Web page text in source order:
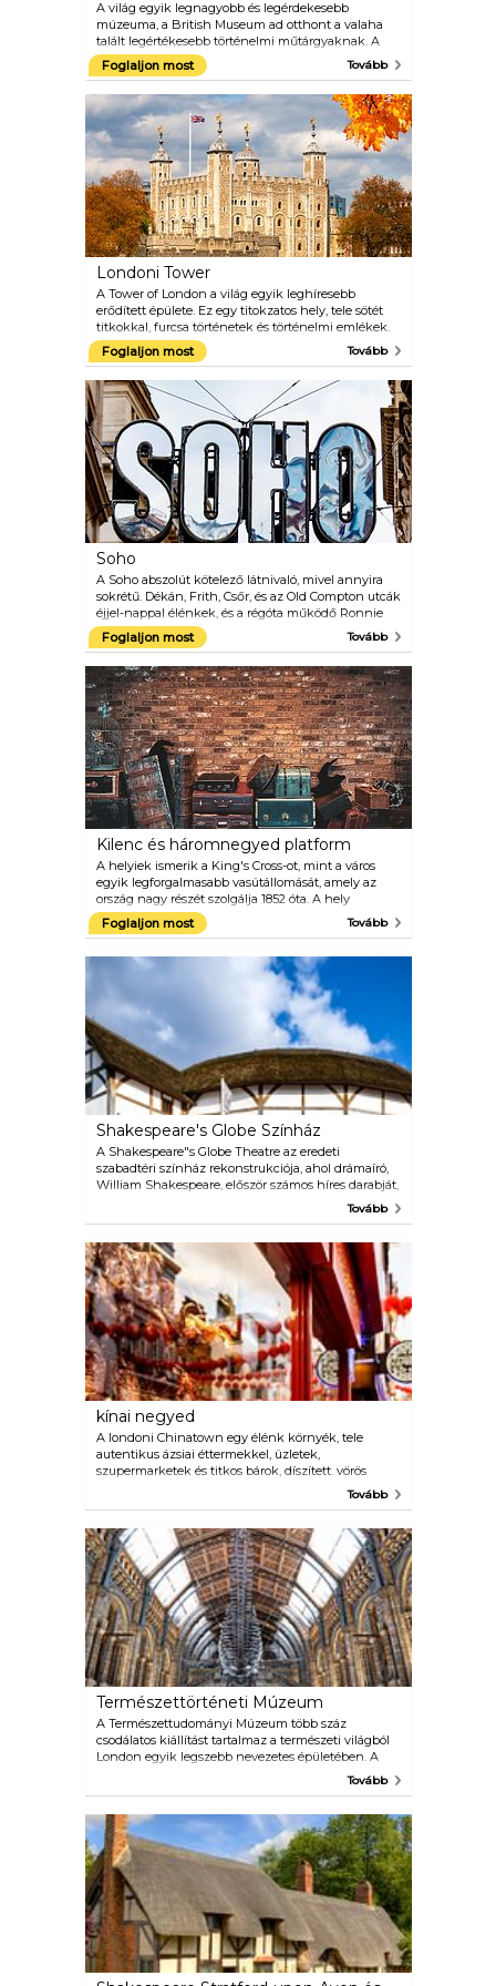
A világ egyik legnagyobb és legérdekesebb
múzeuma, a British Museum ad otthont a valaha
talált legértékesebb történelmi műtárgyaknak. A
kiterjedt kiállítás magában foglalja a Rosetta-követ,
asszír kincseket, egyiptomi múmiákat és a múzeum
látványosan megvilágított Nagy Udvarát, ahol
megtalálható a múzeum új étterme. Ez az étterem
ideális hely a délutáni tea elfogyasztására a bíróság
látványos teteje alatt. Ingyenes túrák a múzeumba
és útmutatók is rendelkezésre állnak. A túrákat
szakterületük hozzáértő szakértői vezetik - ne
hagyja ki ezt a csodálatos tanulási lehetőséget.
Foglaljon most Tovább
Londoni Tower
A Tower of London a világ egyik leghíresebb
erődített épülete. Ez egy titokzatos hely, tele sötét
titkokkal, furcsa történetek és történelmi emlékek.
Itt megcsodálhatja a felbecsülhetetlen értékű
koronaékszereket, fedezze fel a középkori palotát,
látogasson el a hírhedt véres toronyba, és
kiránduljon egy Yeoman Warderrel, hogy
megismerje az itt zajló sok kivégzést.
Foglaljon most Tovább
Soho
A Soho abszolút kötelező látnivaló, mivel annyira
sokrétű. Dékán, Frith, Csőr, és az Old Compton utcák
éjjel-nappal élénkek, és a régóta működő Ronnie
Scott Jazz Club itt található. A Shaftesbury Avenue
vonzza a színházlátogatókat, míg Carnaby, Az
Oxford és a Regent utcák, valamint az ikonikus
Liberty áruház az Ön vásárlási igényeihez igazodik.
Zeneüzletek, kis kávézók és furcsa pékségek
vannak minden sarkon! Soho energikus utcái a
legnépszerűbb éjszakai élet célpontjai. A környék
továbbra is kissé rizikós hangulatot áraszt bárokkal,
kávézókkal és éttermekkel, amelyek a nemzetközi
kreatívok csípős tömegét szolgálják fel. Soho az
LMBTQA+közösség központjaként is ismert, ezért
ne hagyja ki a környék összes meleg és leszbikus
partiját.
Foglaljon most Tovább
Kilenc és háromnegyed platform
A helyiek ismerik a King's Cross-ot, mint a város
egyik legforgalmasabb vasútállomását, amely az
ország nagy részét szolgálja 1852 óta. A hely
nemzetközileg híressé vált, amikor Harry Potter az
állomást a Roxfortba tartó vonatútján használta.
téglafalban, és szerezzen néhány varázsló
emléktárgyat a Fazekas témájú ajándékboltból.
Foglaljon most Tovább
Shakespeare's Globe Színház
A Shakespeare"s Globe Theatre az eredeti
szabadtéri színház rekonstrukciója, ahol drámaíró,
William Shakespeare, először számos híres darabját,
például Rómeót és Júliát rendezte, Hamlet, és a
Shakespeare műveinek, valamint vadonatúj
színdarabjainak klasszikus és modern értelmezéseit
mutatja be. Van egy kiállítás audio útmutatókkal,
amelyek angol nyelven érhetők el, Francia, német,
spanyol, olasz, és japán, valamint szakértői vezetett
túrák.
Tovább
kínai negyed
A londoni Chinatown egy élénk környék, tele
autentikus ázsiai éttermekkel, üzletek,
szupermarketek és titkos bárok, díszített. vörös
lámpákkal és piros boltívekkel. Próbáljon ki néhány
TPT-ben, vagy dobja el a Gerrard"s Corner-t a
nosztalgia és az imádnivaló retro hangulat
nagylelkű részéért. Itt mindig van valami új
felfedezésre váró!
Tovább
Természettörténeti Múzeum
A Természettudományi Múzeum több száz
csodálatos kiállítást tartalmaz a természeti világból
London egyik legszebb nevezetes épületében. A
legfontosabb események közé tartozik a népszerű
eseményeket és vitákat a Darwin Center
csúcstechnológiájú Attenborough Stúdióban
tartják, ahol lehetősége lesz találkozni fontos
tudósokkal.
Tovább